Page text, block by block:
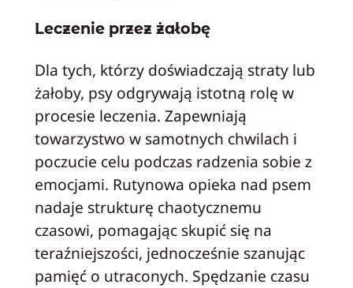
Leczenie przez żałobę
Dla tych, którzy doświadczają straty lub
żałoby, psy odgrywają istotną rolę w
procesie leczenia. Zapewniają
towarzystwo w samotnych chwilach i
poczucie celu podczas radzenia sobie z
emocjami. Rutynowa opieka nad psem
nadaje strukturę chaotycznemu
czasowi, pomagając skupić się na
teraźniejszości, jednocześnie szanując
pamięć o utraconych. Spędzanie czasu